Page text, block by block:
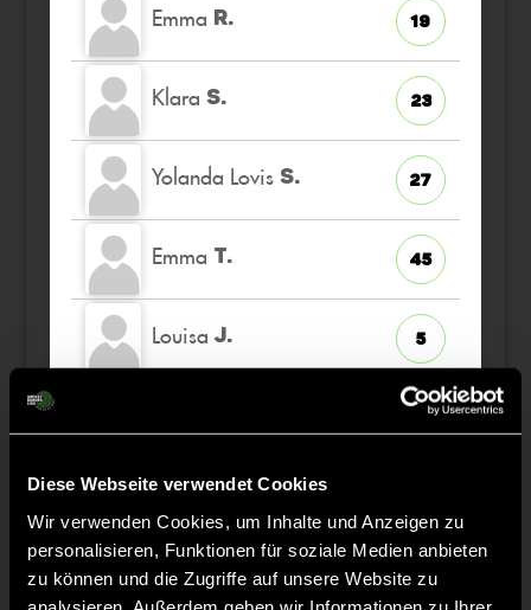
Diese Webseite verwendet Cookies
Wir verwenden Cookies, um Inhalte und Anzeigen zu
personalisieren, Funktionen für soziale Medien anbieten
zu können und die Zugriffe auf unsere Website zu
Emma R. 19
Klara S. 23
Yolanda Lovis S. 27
Emma T. 45
Louisa J. 5
17
Staff